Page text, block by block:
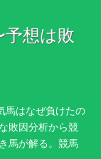
予想は敗
馬はなぜ負けたの
敗因分析から競
馬が解る。競馬